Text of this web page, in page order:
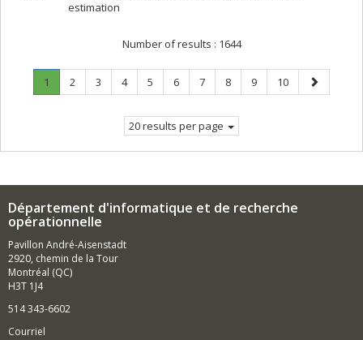
estimation
Number of results : 1644
Page
1
Current
Page
2 Page
3 Page
4 Page
5 Page
6 Page
7 Page
8 Page
9 Page
10
Next
page
20 results per page
Département d'informatique et de recherche
opérationnelle
Pavillon André-Aisenstadt
2920, chemin de la Tour
Montréal (QC)
H3T 1J4
514 343-6602
Courriel